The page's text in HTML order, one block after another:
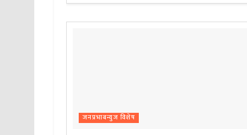
जनप्रभाबन्युज विशेष